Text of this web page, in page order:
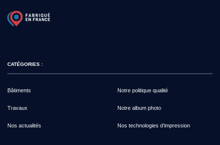
CATÉGORIES :
Bâtiments
Travaux
Nos actualités
Notre politique qualité
Notre album photo
Nos technologies d’impression